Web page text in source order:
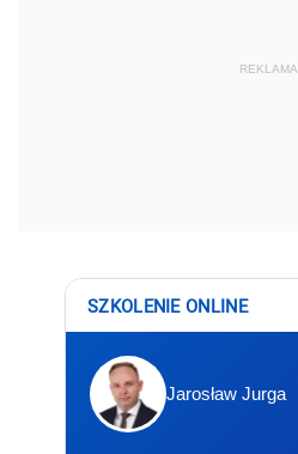
REKLAMA
SZKOLENIE ONLINE
Jarosław Jurga